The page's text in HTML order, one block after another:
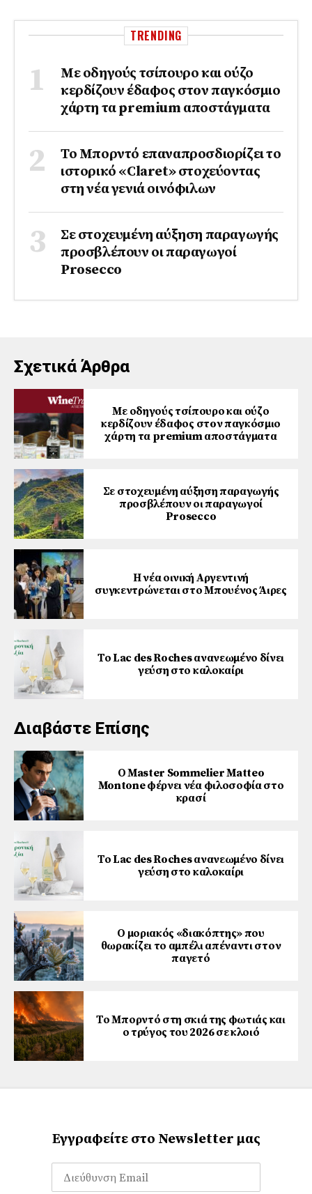
TRENDING
Με οδηγούς τσίπουρο και ούζο
κερδίζουν έδαφος στoν παγκόσμιο
χάρτη τα premium αποστάγματα
Το Μπορντό επαναπροσδιορίζει το
ιστορικό «Claret» στοχεύοντας
στη νέα γενιά οινόφιλων
Σε στοχευμένη αύξηση παραγωγής
προσβλέπουν οι παραγωγοί
Prosecco
Σχετικά Άρθρα
Με οδηγούς τσίπουρο και ούζο
κερδίζουν έδαφος στoν παγκόσμιο
χάρτη τα premium αποστάγματα
Σε στοχευμένη αύξηση παραγωγής
προσβλέπουν οι παραγωγοί
Prosecco
Η νέα οινική Αργεντινή
συγκεντρώνεται στο Μπουένος Άιρες
Το Lac des Roches ανανεωμένο δίνει
γεύση στο καλοκαίρι
Διαβάστε Επίσης
Ο Master Sommelier Matteo
Montone φέρνει νέα φιλοσοφία στο
κρασί
Το Lac des Roches ανανεωμένο δίνει
γεύση στο καλοκαίρι
Ο μοριακός «διακόπτης» που
θωρακίζει το αμπέλι απέναντι στον
παγετό
Το Μπορντό στη σκιά της φωτιάς και
ο τρύγος του 2026 σε κλοιό
Εγγραφείτε στο Newsletter μας